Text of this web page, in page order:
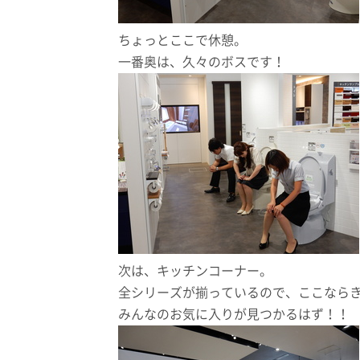
ちょっとここで休憩。
一番奥は、久々のボスです！
次は、キッチンコーナー。
全シリーズが揃っているので、ここなら
みんなのお気に入りが見つかるはず！！